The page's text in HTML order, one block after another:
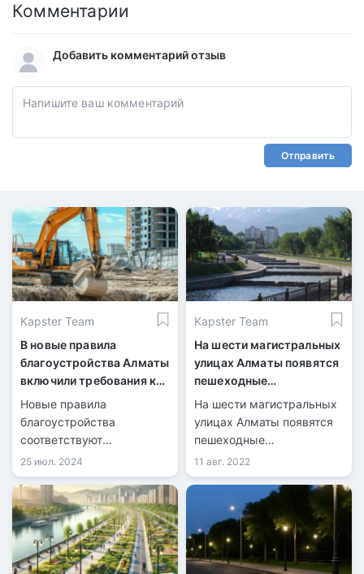
Комментарии
Добавить комментарий отзыв
Отправить
Kapster Team
В новые правила
благоустройства Алматы
включили требования к
стройплощадкам
Новые правила
благоустройства
соответствуют
потребностям города и
реализуют идеи
республиканской акции
«Таза Қазақстан».
25 июл. 2024
Kapster Team
На шести магистральных
улицах Алматы появятся
пешеходные
пространства
На шести магистральных
улицах Алматы появятся
пешеходные
пространства, сообщил на
встрече с жителями
Ауэзовского района
города глава мегаполиса
Ерболат Досаев. Также он
рассказал о планах по
благоустройству
11 авг. 2022